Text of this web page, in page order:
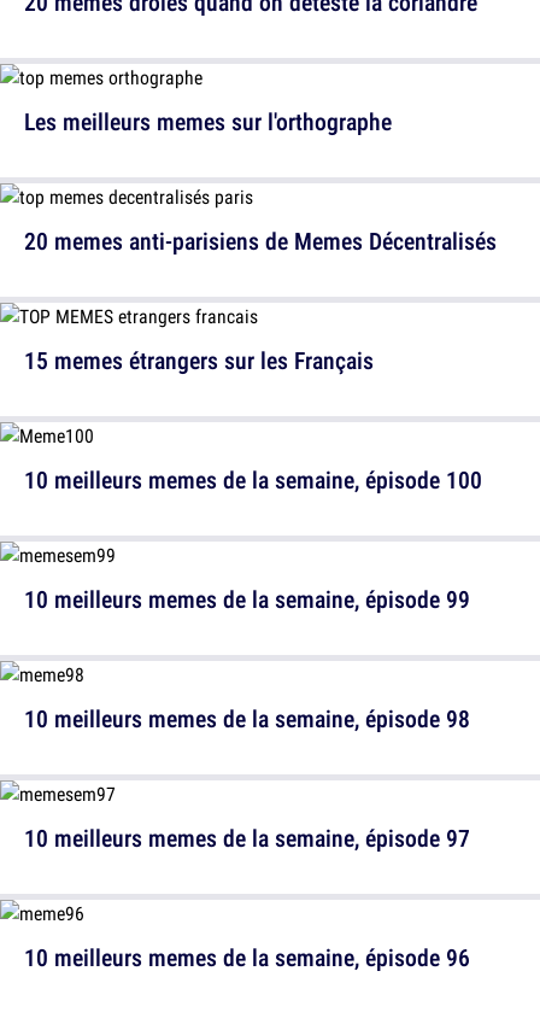
20 memes anti-parisiens de Memes Décentralisés
10 meilleurs memes de la semaine, épisode 100
10 meilleurs memes de la semaine, épisode 98
10 meilleurs memes de la semaine, épisode 96
Les meilleurs memes sur l'orthographe
15 memes étrangers sur les Français
10 meilleurs memes de la semaine, épisode 99
10 meilleurs memes de la semaine, épisode 97